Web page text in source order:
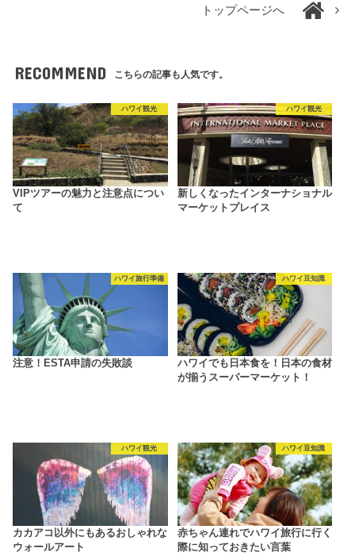
トップページへ
RECOMMEND こちらの記事も人気です。
ハワイ観光
VIPツアーの魅力と注意点につい
て
ハワイ観光
新しくなったインターナショナル
マーケットプレイス
ハワイ旅行準備
注意！ESTA申請の失敗談
ハワイ豆知識
ハワイでも日本食を！日本の食材
が揃うスーパーマーケット！
ハワイ観光
カカアコ以外にもあるおしゃれな
ウォールアート
ハワイ豆知識
赤ちゃん連れでハワイ旅行に行く
際に知っておきたい言葉